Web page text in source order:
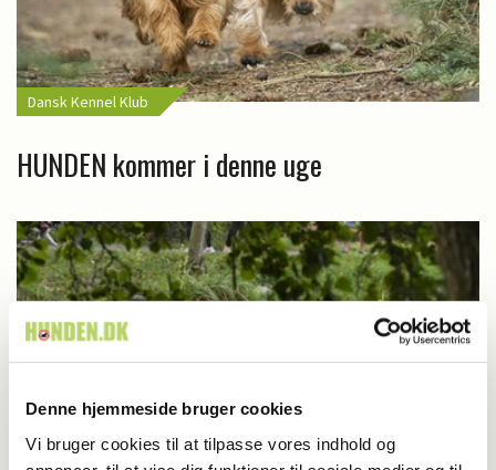
Denne hjemmeside bruger cookies
Vi bruger cookies til at tilpasse vores indhold og
Dansk Kennel Klub
HUNDEN kommer i denne uge